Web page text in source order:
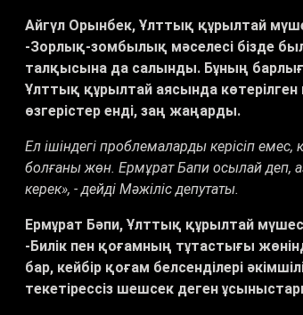
Айгүл Орынбек, Ұлттық құрылтай
-Зорлық-зомбылық мәселесі бізде
талқысына да салынды. Бұның
Ұлттық құрылтай аясында
өзгерістер енді, заң жаңарды.
Ел ішіндегі проблемаларды керісіп
болғаны жөн. Ермұрат Бапи осылай деп,
керек», - дейді Мәжіліс депутаты.
Ермұрат Бәпи, Ұлттық құрылтай
-Билік пен қоғамның тұтастығы
бар, кейбір қоғам белсенділері
текетірессіз шешсек деген